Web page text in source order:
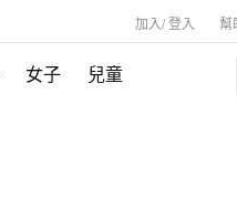
加入/登入 幫
女子 兒童